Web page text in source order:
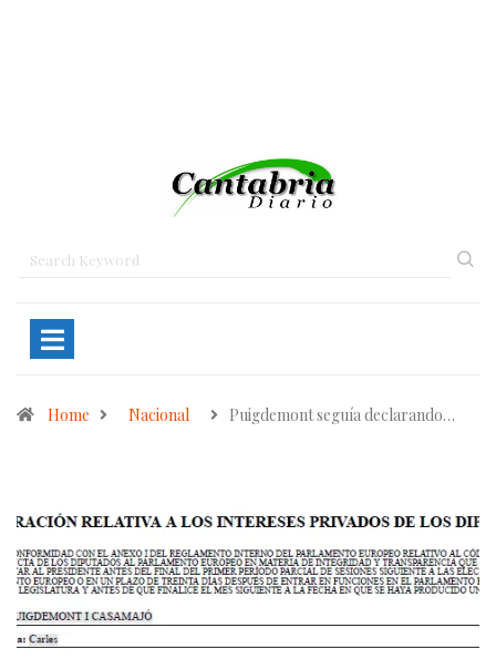
Home Nacional Puigdemont seguía declarando…